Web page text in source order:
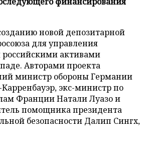
новой депозитарной
для управления
активами
Авторами проекта
министр обороны Германии
экс-министр по
Франции Натали Луазо и
помощника президента
безопасности Далип Сингх,